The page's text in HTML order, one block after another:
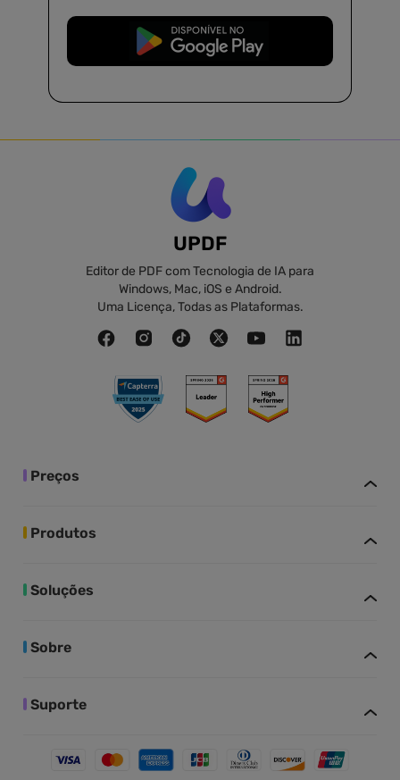
Baixar Grátis
UPDF
Editor de PDF com Tecnologia de IA para
Windows, Mac, iOS e Android.
Uma Licença, Todas as Plataformas.
Preços
Produtos
Soluções
Sobre
Suporte